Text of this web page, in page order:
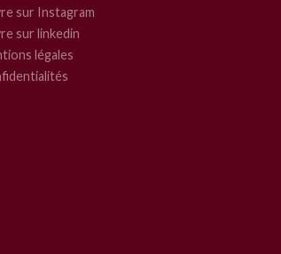
sur Instagram
sur linkedin
légales